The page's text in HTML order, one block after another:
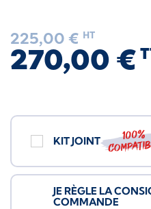
225,00 € HT
270,00 €
KIT JOINT 100%
JE RÈGLE LA
COMMANDE